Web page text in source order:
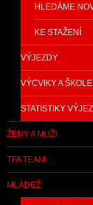
HLEDÁME
KE STAŽENÍ
VÝJEZDY
VÝCVIKY A
STATISTIKY
ŽENY A MUŽI
TFA TEAM
MLÁDEŽ